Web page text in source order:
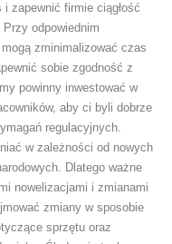
zapewnić firmie ciągłość
Przy odpowiednim
zminimalizować czas
sobie zgodność z
powinny inwestować w
aby ci byli dobrze
regulacyjnych.
w zależności od nowych
Dlatego ważne
nowelizacjami i zmianami
zmiany w sposobie
sprzętu oraz